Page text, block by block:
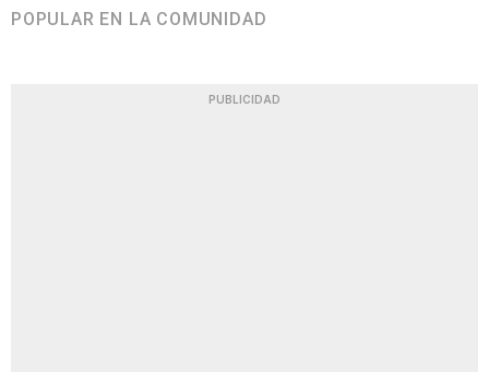
POPULAR EN LA COMUNIDAD
PUBLICIDAD